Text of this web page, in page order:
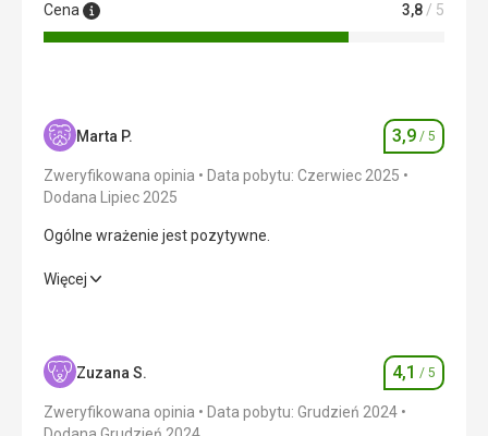
Cena 3,8 / 5
Marta P. Ocena
3,9 / 5
Zweryfikowana opinia
Data pobytu: Czerwiec 2025
Dodana Lipiec 2025
Ogólne wrażenie jest pozytywne.
Ogólne wrażenie jest pozytywne.
Zakwaterowanie 4,0/ 5
Okolica 4,0
Więcej
Zuzana S. Ocena
4,1 / 5
Zweryfikowana opinia
Data pobytu: Grudzień 2024